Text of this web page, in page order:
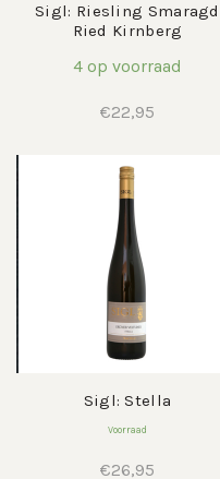
Sigl: Riesling Smaragd
Ried Kirnberg
4 op voorraad
€22,95
Sigl: Stella
Voorraad
€26,95